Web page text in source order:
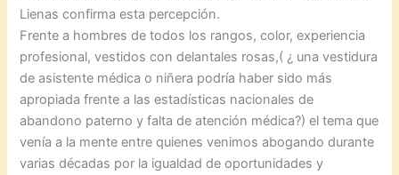
Lienas confirma esta percepción.
Frente a hombres de todos los rangos, color, experiencia
profesional, vestidos con delantales rosas,( ¿ una vestidura
de asistente médica o niñera podría haber sido más
apropiada frente a las estadísticas nacionales de
abandono paterno y falta de atención médica?) el tema que
venía a la mente entre quienes venimos abogando durante
varias décadas por la igualdad de oportunidades y